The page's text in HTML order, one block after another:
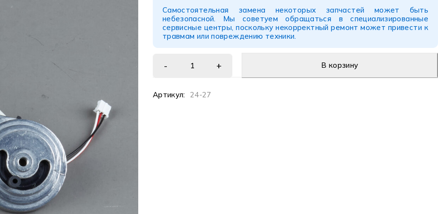
Самостоятельная замена некоторых запчастей может быть
небезопасной. Мы советуем обращаться в специализированные
сервисные центры, поскольку некорректный ремонт может привести к
травмам или повреждению техники.
В корзину
Артикул: 24-27